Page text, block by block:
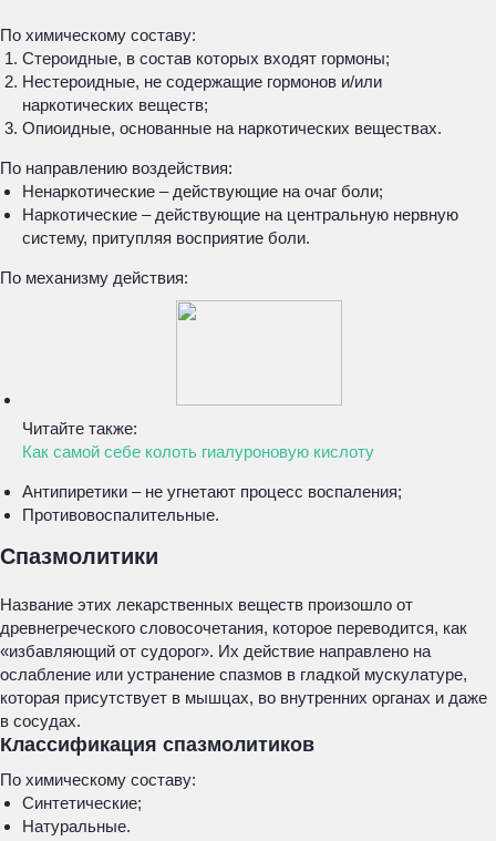
По химическому составу:
Стероидные, в состав которых входят гормоны;
Нестероидные, не содержащие гормонов и/или
наркотических веществ;
Опиоидные, основанные на наркотических веществах.
По направлению воздействия:
Ненаркотические – действующие на очаг боли;
Наркотические – действующие на центральную нервную
систему, притупляя восприятие боли.
По механизму действия:
Читайте также:
Как самой себе колоть гиалуроновую кислоту
Антипиретики – не угнетают процесс воспаления;
Противовоспалительные.
Спазмолитики
Название этих лекарственных веществ произошло от
древнегреческого словосочетания, которое переводится, как
«избавляющий от судорог». Их действие направлено на
ослабление или устранение спазмов в гладкой мускулатуре,
которая присутствует в мышцах, во внутренних органах и даже
в сосудах.
Классификация спазмолитиков
По химическому составу:
Синтетические;
Натуральные.